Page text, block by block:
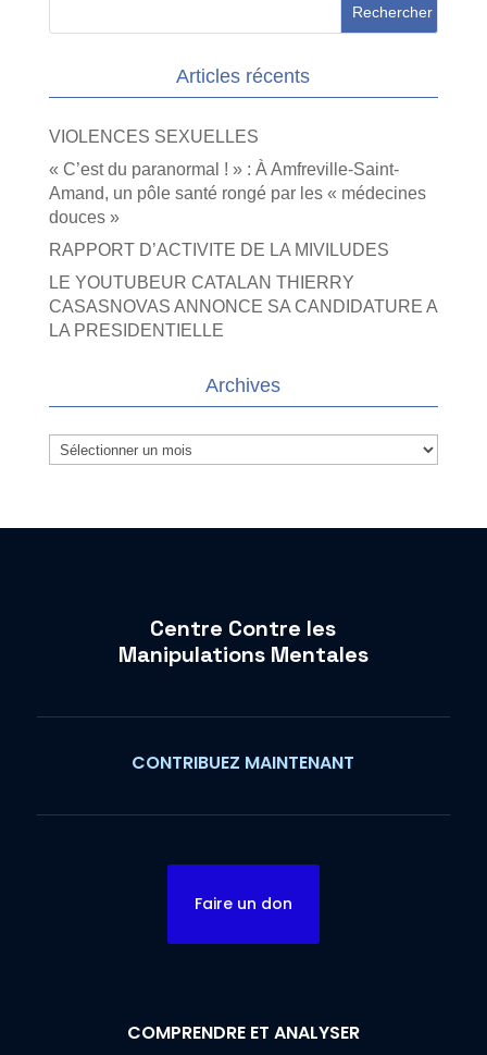
Articles récents
VIOLENCES SEXUELLES
« C’est du paranormal ! » : À Amfreville-Saint-
Amand, un pôle santé rongé par les « médecines
douces »
RAPPORT D’ACTIVITE DE LA MIVILUDES
LE YOUTUBEUR CATALAN THIERRY
CASASNOVAS ANNONCE SA CANDIDATURE A
LA PRESIDENTIELLE
Archives
Archives
Centre Contre les
Manipulations Mentales
CONTRIBUEZ MAINTENANT
Faire un don
COMPRENDRE ET ANALYSER